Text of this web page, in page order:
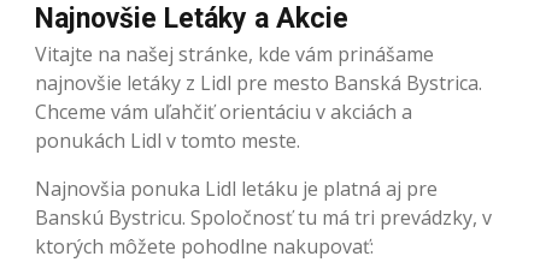
Najnovšie Letáky a Akcie
Vitajte na našej stránke, kde vám prinášame
najnovšie letáky z Lidl pre mesto Banská Bystrica.
Chceme vám uľahčiť orientáciu v akciách a
ponukách Lidl v tomto meste.
Najnovšia ponuka Lidl letáku je platná aj pre
Banskú Bystricu. Spoločnosť tu má tri prevádzky, v
ktorých môžete pohodlne nakupovať: